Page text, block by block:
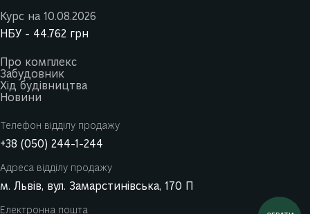
Курс на 10.08.2026
НБУ - 44.762 грн
Про комплекс
Забудовник
Хід будівництва
Новини
Телефон відділу продажу
+38 (050) 244-1-244
Адреса відділу продажу
м. Львів, вул. Замарстинівська, 170 П
Електронна пошта